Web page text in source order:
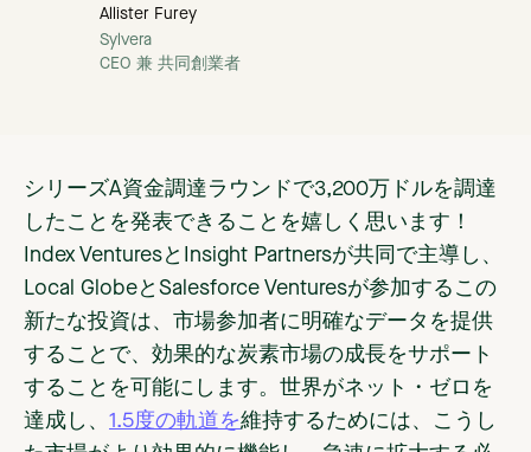
Allister Furey
Sylvera
CEO 兼 共同創業者
シリーズA資金調達ラウンドで3,200万ドルを調達
したことを発表できることを嬉しく思います！
Index VenturesとInsight Partnersが共同で主導し、
Local GlobeとSalesforce Venturesが参加するこの
新たな投資は、市場参加者に明確なデータを提供
することで、効果的な炭素市場の成長をサポート
することを可能にします。世界がネット・ゼロを
達成し、 1.5度の軌道を維持するためには、こうし